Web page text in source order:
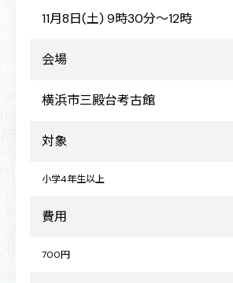
11月8日(土) 9時30分～12時
会場
横浜市三殿台考古館
対象
小学4年生以上
費用
700円